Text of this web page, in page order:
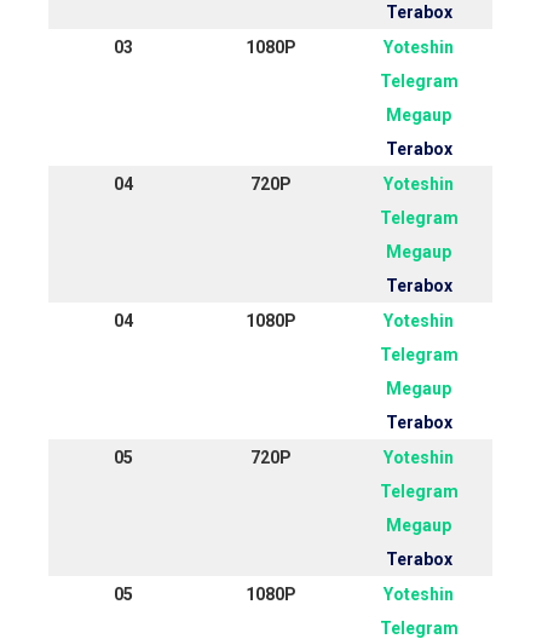
Terabox
03
1080P
Yoteshin
Telegram
Megaup
Terabox
04
720P
Yoteshin
Telegram
Megaup
Terabox
04
1080P
Yoteshin
Telegram
Megaup
Terabox
05
720P
Yoteshin
Telegram
Megaup
Terabox
05
1080P
Yoteshin
Telegram